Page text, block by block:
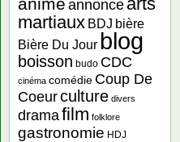
anime annonce
martiaux BDJ bière
Bière Du Jour blog
boisson budo CDC
cinéma comédie Coup De
Coeurculture divers
dramafilm folklore
gastronomie HDJ